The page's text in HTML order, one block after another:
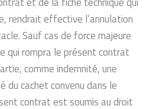
rendrait effective l’annulation
Sauf cas de force majeure
qui rompra le présent contrat
comme indemnité, une
du cachet convenu dans le
contrat est soumis au droit